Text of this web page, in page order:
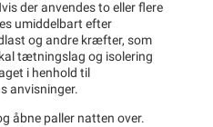
der anvendes to eller flere
umiddelbart efter
og andre kræfter, som
tætningslag og isolering
i henhold til
anvisninger.
åbne paller natten over.